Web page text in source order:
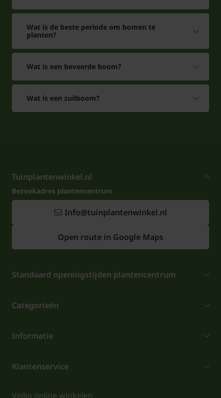
Wat is de beste periode om bomen te
planten?
Wat is een beveerde boom?
Wat is een zuilboom?
Tuinplantenwinkel.nl
Bezoekadres plantencentrum
Info@tuinplantenwinkel.nl
Open route in Google Maps
Standaard openingstijden plantencentrum
Categorieën
Informatie
Klantenservice
Veilig online winkelen